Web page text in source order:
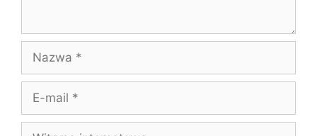
Nazwa
Witryna